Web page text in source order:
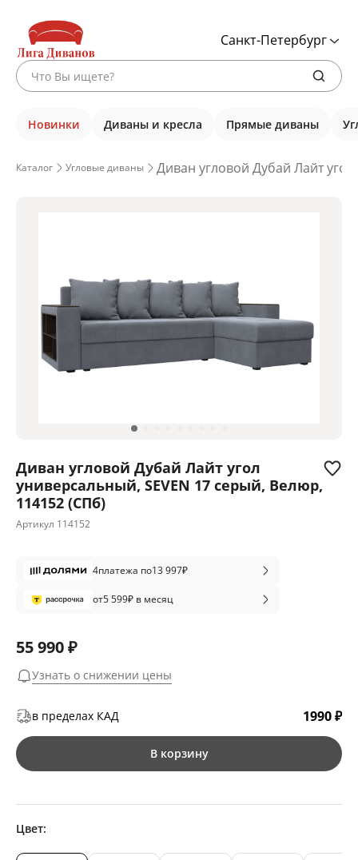
Санкт-Петербург
Новинки Диваны и кресла Прямые диваны
Каталог Угловые диваны Диван угловой Дубай Лайт
Диван угловой Дубай Лайт угол
универсальный, SEVEN 17 серый, Велюр,
114152 (СПб)
Артикул 114152
4платежа по13 997₽
от5 599₽ в месяц
55 990 ₽
Узнать о снижении цены
в пределах КАД 1990 ₽
В корзину
Цвет: